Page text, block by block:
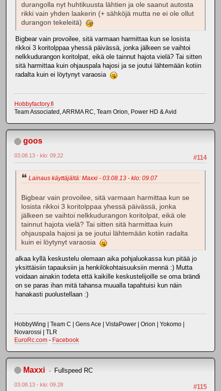
durangolla nyt huhtikuusta lähtien ja ole saanut autosta
rikki vain yhden laakerin (+ sähköjä mutta ne ei ole ollut
durangon tekeleitä)
Bigbear vain provoilee, sitä varmaan harmittaa kun se losista
rikkoi 3 koritolppaa yhessä päivässä, jonka jälkeen se vaihtoi
nelkkudurangon koritolpat, eikä ole tainnut hajota vielä? Tai sitten
sitä harmittaa kuin ohjauspala hajosi ja se joutui lähtemään kotiin
radalta kuin ei löytynyt varaosia
Hobbyfactory.fi
Team Associated, ARRMA RC, Team Orion, Power HD & Avid
goos
#114
03.08.13 - klo: 09.22
Lainaus käyttäjältä: Maxxi - 03.08.13 - klo: 09.07
Bigbear vain provoilee, sitä varmaan harmittaa kun se
losista rikkoi 3 koritolppaa yhessä päivässä, jonka
jälkeen se vaihtoi nelkkudurangon koritolpat, eikä ole
tainnut hajota vielä? Tai sitten sitä harmittaa kuin
ohjauspala hajosi ja se joutui lähtemään kotiin radalta
kuin ei löytynyt varaosia
alkaa kyllä keskustelu olemaan aika pohjaluokassa kun pitää jo
yksittäisiin tapauksiin ja henkilökohtaisuuksiin mennä :) Mutta
voidaan ainakin todeta että kaikille keskustelijoille se oma brändi
on se paras ihan mitä tahansa muualla tapahtuisi kun näin
hanakasti puolustellaan :)
HobbyWing | Team C | Gens Ace | VistaPower | Orion | Yokomo |
Novarossi | TLR
EuroRc.com - Facebook
Maxxi Fullspeed RC
#115
03.08.13 - klo: 09.28